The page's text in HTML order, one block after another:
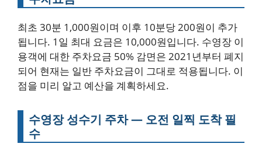
최초 30분 1,000원이며 이후 10분당 200원이 추가
됩니다. 1일 최대 요금은 10,000원입니다. 수영장 이
용객에 대한 주차요금 50% 감면은 2021년부터 폐지
되어 현재는 일반 주차요금이 그대로 적용됩니다. 이
점을 미리 알고 예산을 계획하세요.
수영장 성수기 주차 — 오전 일찍 도착 필
수